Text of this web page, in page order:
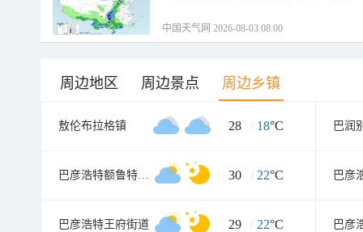
中国天气网 2026-08-03 08:00
周边地区 周边景点 周边乡镇
敖伦布拉格镇 28 / 18°C 巴润
巴彦浩特额鲁特街道 30 / 22°C
巴彦浩特王府街道 29 / 22°C 巴彦